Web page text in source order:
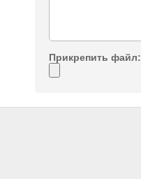
Прикрепить файл: